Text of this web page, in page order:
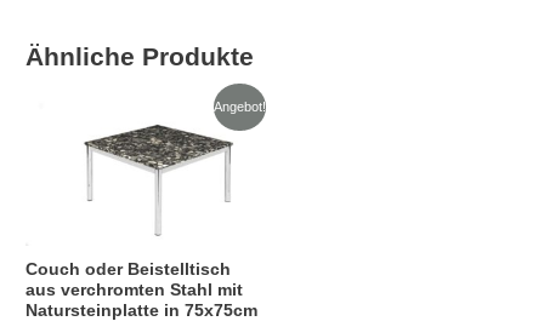
Ähnliche Produkte
Angebot!
Couch oder Beistelltisch
aus verchromten Stahl mit
Natursteinplatte in 75x75cm
Preisspanne:
bis
€835,00
Dieses
Produkt
weist
mehrere
Die
Optionen